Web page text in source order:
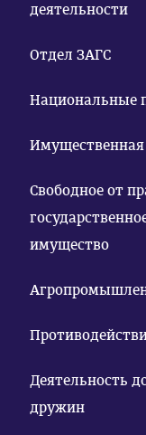
деятельности
Отдел ЗАГС
Национальные
Свободное от
имущество
Деятельность
дружин